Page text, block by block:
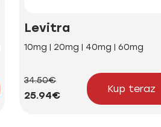
Levitra
10mg | 20mg | 40mg | 60mg
34.50€
25.94€
Kup teraz